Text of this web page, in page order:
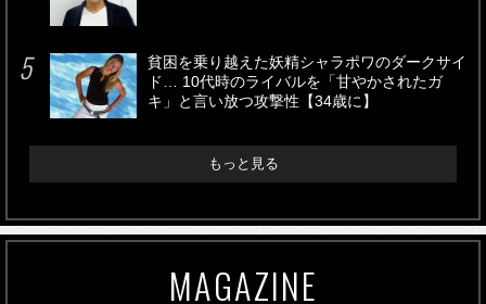
貧困を乗り越えた妖精シャラポワのダークサイ
ド… 10代時のライバルを「甘やかされたガ
キ」と言い放つ攻撃性【34歳に】
もっと見る
MAGAZINE